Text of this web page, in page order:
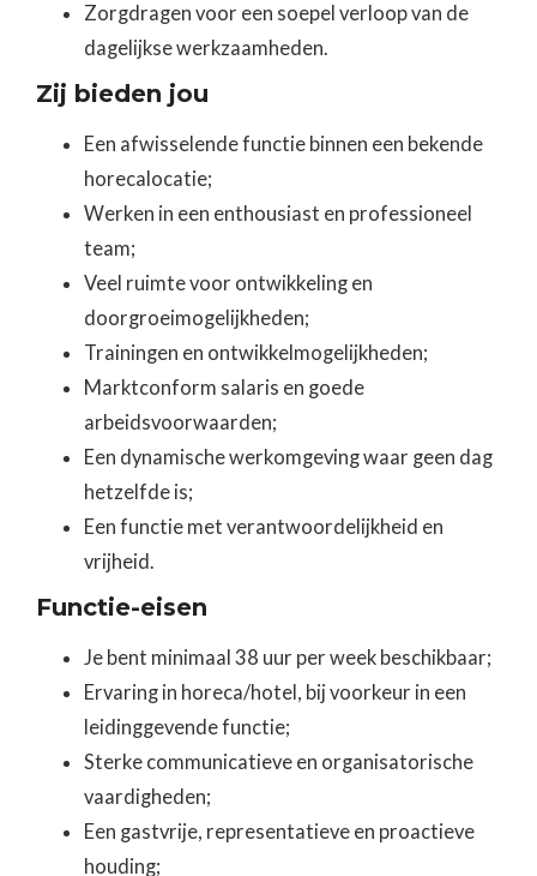
Zorgdragen voor een soepel verloop van de
dagelijkse werkzaamheden.
Zij bieden jou
Een afwisselende functie binnen een bekende
horecalocatie;
Werken in een enthousiast en professioneel
team;
Veel ruimte voor ontwikkeling en
doorgroeimogelijkheden;
Trainingen en ontwikkelmogelijkheden;
Marktconform salaris en goede
arbeidsvoorwaarden;
Een dynamische werkomgeving waar geen dag
hetzelfde is;
Een functie met verantwoordelijkheid en
vrijheid.
Functie-eisen
Je bent minimaal 38 uur per week beschikbaar;
Ervaring in horeca/hotel, bij voorkeur in een
leidinggevende functie;
Sterke communicatieve en organisatorische
vaardigheden;
Een gastvrije, representatieve en proactieve
houding;